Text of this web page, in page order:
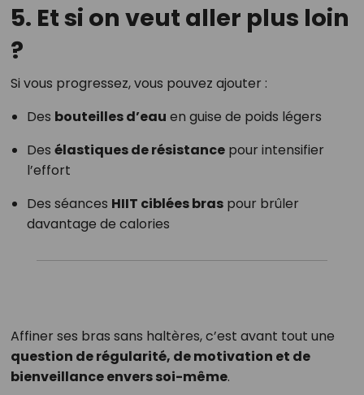
5. Et si on veut aller plus loin
?
Si vous progressez, vous pouvez ajouter :
Des bouteilles d’eau en guise de poids légers
Des élastiques de résistancepour intensifier
l’effort
Des séances HIIT ciblées braspour brûler
davantage de calories
Affiner ses bras sans haltères, c’est avant tout une
question de régularité, de motivation et de
bienveillance envers soi-même.